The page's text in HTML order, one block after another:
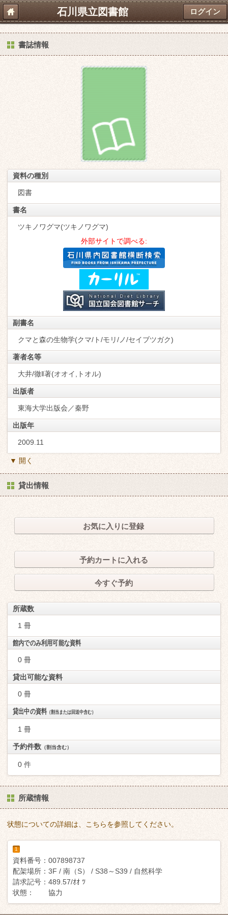
石川県立図書館 ログイン
書誌情報
資料の種別
図書
書名
ツキノワグマ(ツキノワグマ)
外部サイトで調べる:
副書名
クマと森の生物学(クマ/ト/モリ/ノ/セイブツガク)
著者名等
大井/徹‖著(オオイ,トオル)
出版者
東海大学出版会／秦野
出版年
2009.11
▼ 開く
貸出情報
お気に入りに登録
予約カートに入れる
今すぐ予約
所蔵数
1 冊
館内でのみ利用可能な資料
0 冊
貸出可能な資料
0 冊
貸出中の資料（割当または回送中含む）
1 冊
予約件数 （割当含む）
0 件
所蔵情報
状態についての詳細は、こちらを参照してください。
1
資料番号： 007898737
配架場所： 3F / 南（S） / S38～S39 / 自然科学
請求記号： 489.57/ｵｵ ﾂ
状態：
協力